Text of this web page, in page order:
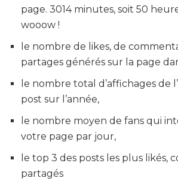
page. 3014 minutes, soit 50
wooow !
le nombre de likes, de
partages générés sur la page
le nombre total d’affichages de
post sur l’année,
le nombre moyen de fans qui
votre page par jour,
le top 3 des posts les plus likés,
partagés